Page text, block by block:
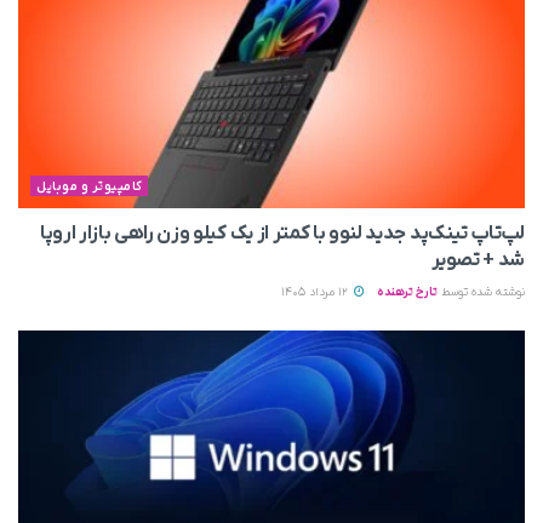
کامپیوتر و موبایل
لپ‌تاپ تینک‌پد جدید لنوو با کمتر از یک کیلو وزن راهی بازار اروپا
شد + تصویر
نوشته شده توسط تارخ ترهنده